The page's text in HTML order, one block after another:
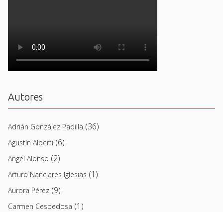
Autores
Adrián González Padilla (36)
Agustín Alberti (6)
Angel Alonso (2)
Arturo Nanclares Iglesias (1)
Aurora Pérez (9)
Carmen Cespedosa (1)